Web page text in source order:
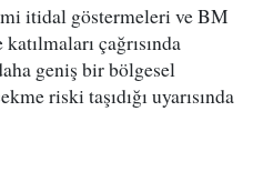
itidal göstermeleri ve BM
çağrısında
geniş bir bölgesel
riski taşıdığı uyarısında